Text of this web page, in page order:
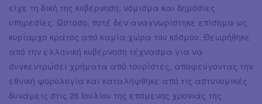
είχε τη δική της κυβέρνηση, νόμισμα και δημόσιες
υπηρεσίες. Ωστόσο, ποτέ δεν αναγνωρίστηκε επίσημα ως
κυρίαρχο κράτος από καμία χώρα του κόσμου. Θεωρήθηκε
από την ελληνική κυβέρνηση τέχνασμα για να
συγκεντρώσει χρήματα από τουρίστες, αποφεύγοντας την
εθνική φορολογία και καταλήφθηκε από τις αστυνομικές
δυνάμεις στις 26 Ιουλίου της επόμενης χρονιάς της